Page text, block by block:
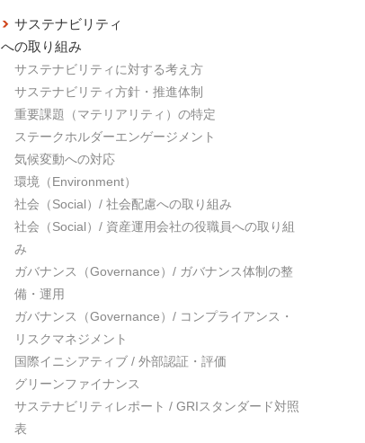
サステナビリティ
への取り組み
サステナビリティに対する考え方
サステナビリティ方針・推進体制
重要課題（マテリアリティ）の特定
ステークホルダーエンゲージメント
気候変動への対応
環境（Environment）
社会（Social）/ 社会配慮への取り組み
社会（Social）/ 資産運用会社の役職員への取り組
み
ガバナンス（Governance）/ ガバナンス体制の整
備・運用
ガバナンス（Governance）/ コンプライアンス・
リスクマネジメント
国際イニシアティブ / 外部認証・評価
グリーンファイナンス
サステナビリティレポート / GRIスタンダード対照
表